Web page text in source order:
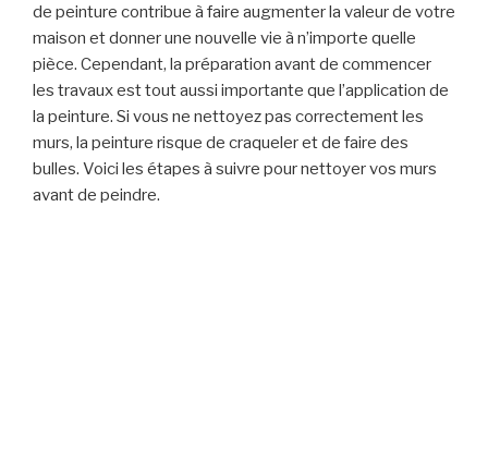
de peinture contribue à faire augmenter la valeur de votre
maison et donner une nouvelle vie à n’importe quelle
pièce. Cependant, la préparation avant de commencer
les travaux est tout aussi importante que l’application de
la peinture. Si vous ne nettoyez pas correctement les
murs, la peinture risque de craqueler et de faire des
bulles. Voici les étapes à suivre pour nettoyer vos murs
avant de peindre.